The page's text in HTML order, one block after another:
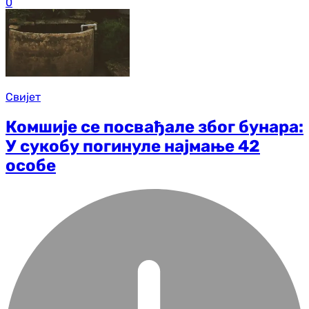
Свијет
Комшије се посвађале због бунара:
У сукобу погинуле најмање 42
особе